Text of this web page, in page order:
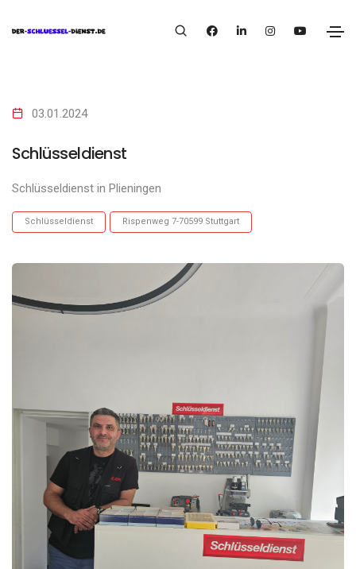
03.01.2024
Schlüsseldienst
Schlüsseldienst in Plieningen
Schlüsseldienst Rispenweg 7-70599 Stuttgart